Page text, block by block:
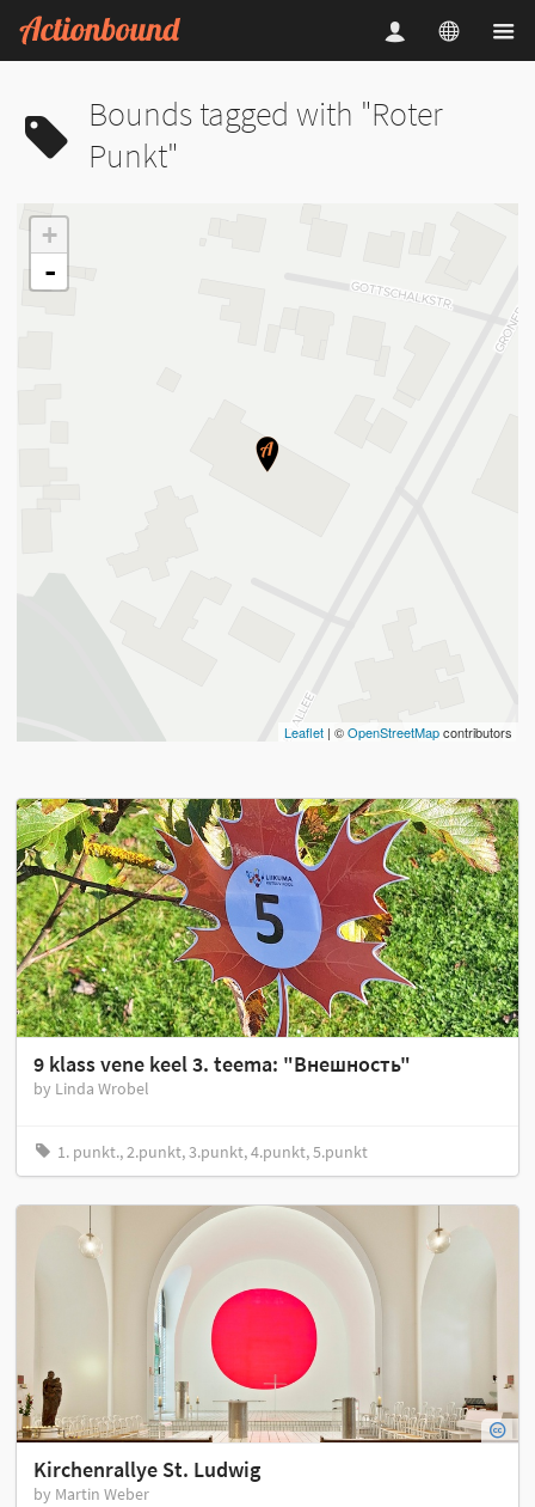
Bounds tagged with "Roter
Punkt"
+
-
Leaflet | ©OpenStreetMapcontributors
9 klass vene keel 3. teema: "Внешность"
by Linda Wrobel
1. punkt., 2.punkt, 3.punkt, 4.punkt, 5.punkt
Kirchenrallye St. Ludwig
by Martin Weber